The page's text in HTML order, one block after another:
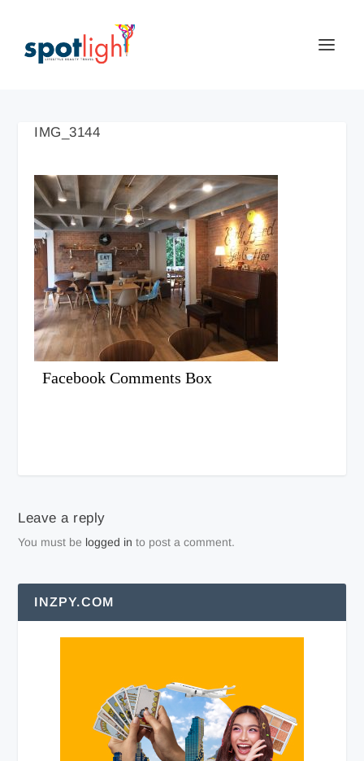
IMG_3144
Facebook Comments Box
Leave a reply
You must be logged in to post a comment.
INZPY.COM